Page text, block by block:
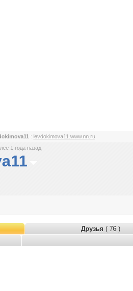
: levdokimova11.www.nn.ru
1 года назад
Друзья ( 76 )